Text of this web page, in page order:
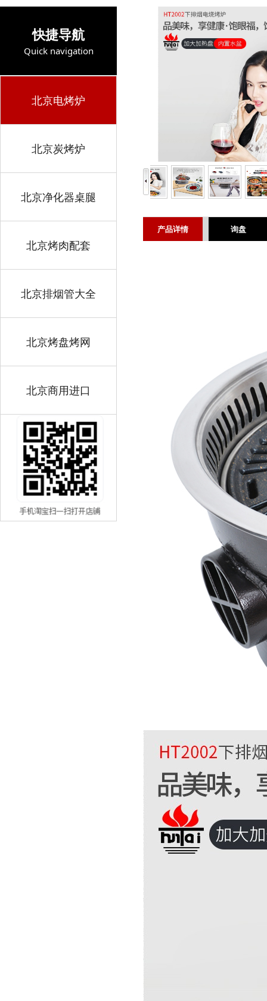
快捷导航
Quick navigation
北京电烤炉
北京炭烤炉
北京净化器桌腿
北京烤肉配套
北京排烟管大全
北京烤盘烤网
北京商用进口
产品详情 询盘